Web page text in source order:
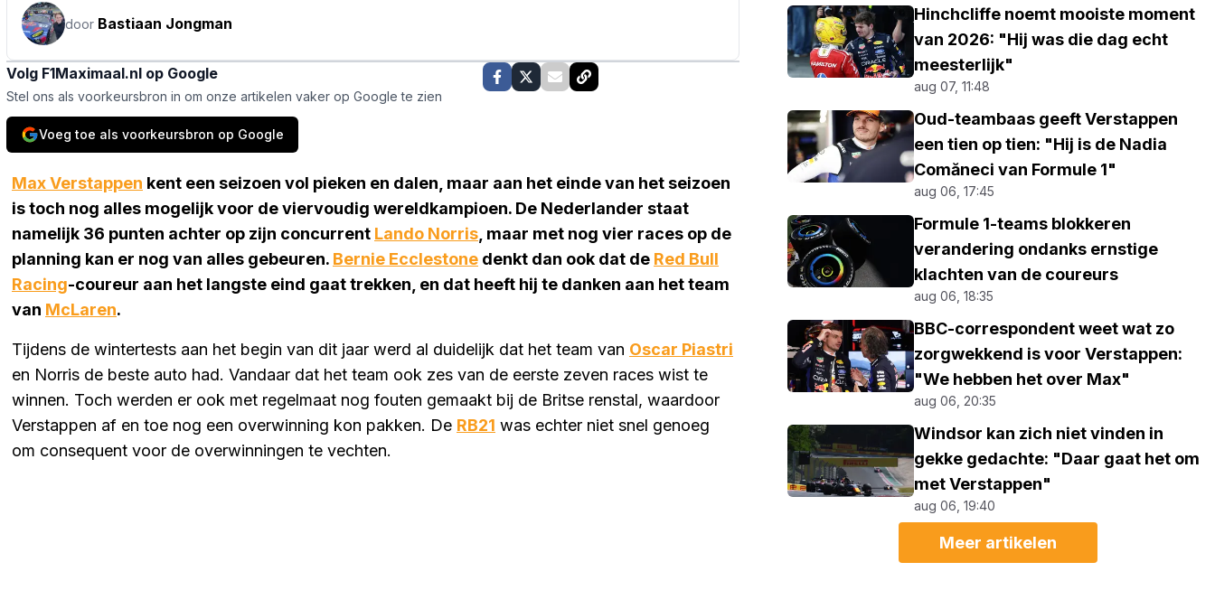
door Bastiaan Jongman
Volg F1Maximaal.nl op Google
Stel ons als voorkeursbron in om onze artikelen vaker op Google te zien
Voeg toe als voorkeursbron op Google
Max Verstappen kent een seizoen vol pieken en dalen, maar aan het einde van het seizoen
is toch nog alles mogelijk voor de viervoudig wereldkampioen. De Nederlander staat
namelijk 36 punten achter op zijn concurrent Lando Norris , maar met nog vier races op de
planning kan er nog van alles gebeuren. Bernie Ecclestone denkt dan ook dat de Red Bull
Racing-coureur aan het langste eind gaat trekken, en dat heeft hij te danken aan het team
van McLaren.
Tijdens de wintertests aan het begin van dit jaar werd al duidelijk dat het team van Oscar Piastri
en Norris de beste auto had. Vandaar dat het team ook zes van de eerste zeven races wist te
winnen. Toch werden er ook met regelmaat nog fouten gemaakt bij de Britse renstal, waardoor
Verstappen af en toe nog een overwinning kon pakken. De RB21 was echter niet snel genoeg
om consequent voor de overwinningen te vechten.
Hinchcliffe noemt mooiste moment
van 2026: "Hij was die dag echt
meesterlijk"
aug 07, 11:48
Oud-teambaas geeft Verstappen
een tien op tien: "Hij is de Nadia
Comăneci van Formule 1"
aug 06, 17:45
Formule 1-teams blokkeren
verandering ondanks ernstige
klachten van de coureurs
aug 06, 18:35
BBC-correspondent weet wat zo
zorgwekkend is voor Verstappen:
"We hebben het over Max"
aug 06, 20:35
Windsor kan zich niet vinden in
gekke gedachte: "Daar gaat het om
met Verstappen"
aug 06, 19:40
Meer artikelen